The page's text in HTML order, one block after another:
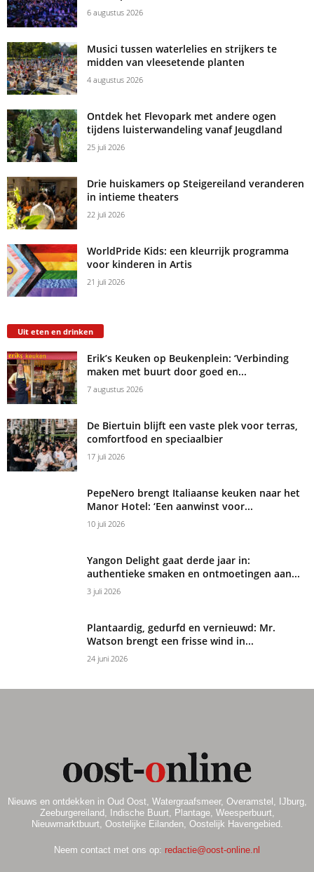
6 augustus 2026
Musici tussen waterlelies en strijkers te
midden van vleesetende planten
4 augustus 2026
Ontdek het Flevopark met andere ogen
tijdens luisterwandeling vanaf Jeugdland
25 juli 2026
Drie huiskamers op Steigereiland veranderen
in intieme theaters
22 juli 2026
WorldPride Kids: een kleurrijk programma
voor kinderen in Artis
21 juli 2026
Uit eten en drinken
Erik’s Keuken op Beukenplein: ‘Verbinding
maken met buurt door goed en...
7 augustus 2026
De Biertuin blijft een vaste plek voor terras,
comfortfood en speciaalbier
17 juli 2026
PepeNero brengt Italiaanse keuken naar het
Manor Hotel: ‘Een aanwinst voor...
10 juli 2026
Yangon Delight gaat derde jaar in:
authentieke smaken en ontmoetingen aan...
3 juli 2026
Plantaardig, gedurfd en vernieuwd: Mr.
Watson brengt een frisse wind in...
24 juni 2026
Nieuws en ontdekken in Oud Oost, Watergraafsmeer, Overamstel, IJburg,
Zeeburgereiland, Indische Buurt, Plantage, Weesperbuurt,
Nieuwmarktbuurt, Oostelijke Eilanden, Oostelijk Havengebied.
Neem contact met ons op: redactie@oost-online.nl